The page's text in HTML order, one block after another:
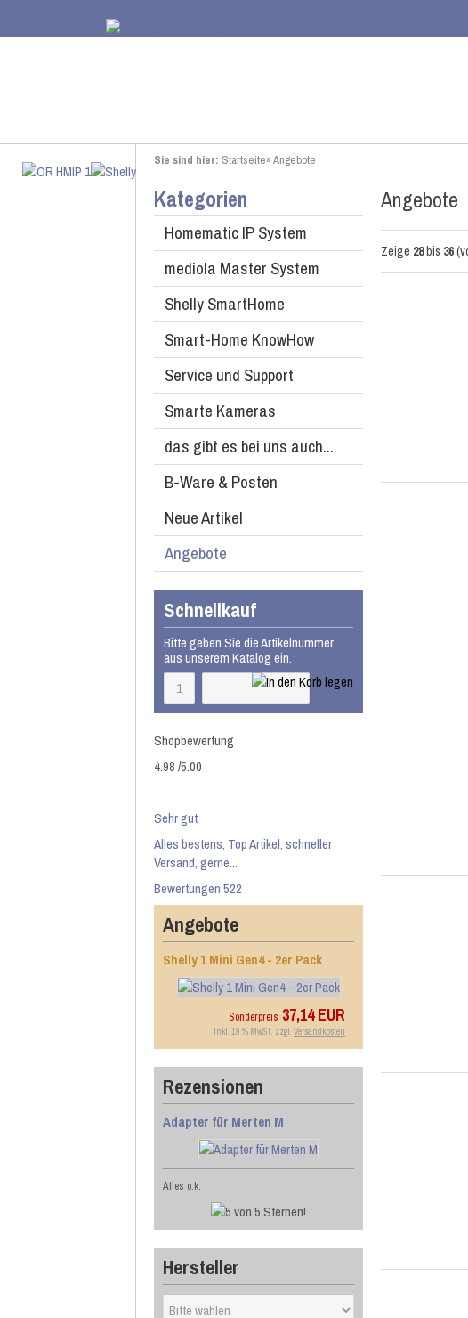
Sie sind hier: Startseite»Angebote
Kategorien
Homematic IP System
mediola Master System
Shelly SmartHome
Smart-Home KnowHow
Service und Support
Smarte Kameras
das gibt es bei uns auch...
B-Ware & Posten
Neue Artikel
Angebote
Schnellkauf
Bitte geben Sie die Artikelnummer
aus unserem Katalog ein.
Shopbewertung
4.98/5.00
Sehr gut
Alles bestens, Top Artikel, schneller
Versand, gerne...
Bewertungen 522
Angebote
Shelly 1 Mini Gen4 - 2er Pack
Sonderpreis 37,14 EUR
inkl. 19 % MwSt. zzgl. Versandkosten
Rezensionen
Adapter für Merten M
Alles o.k.
Hersteller
Angebote
Zeige 28bis 36